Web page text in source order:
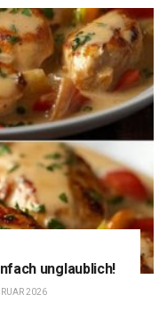
unglaublich!
2026